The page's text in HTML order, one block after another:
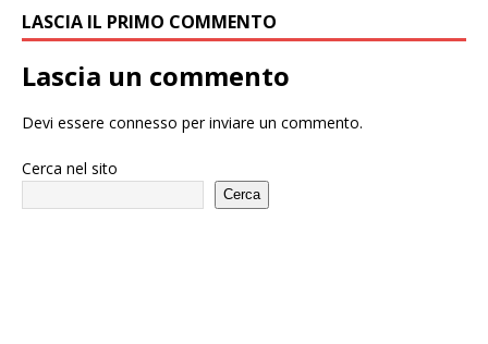
LASCIA IL PRIMO COMMENTO
Lascia un commento
Devi essere connesso per inviare un commento.
Cerca nel sito
Cerca